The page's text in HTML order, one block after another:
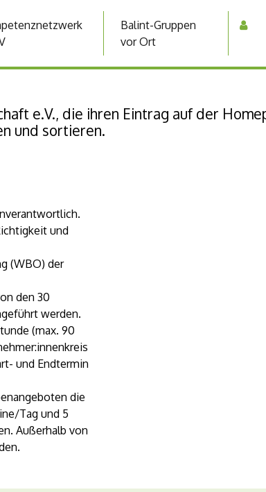
Balint-Gruppen
vor Ort
e.V., die ihren Eintrag auf der
und sortieren.
und
(WBO) der
den 30
werden.
(max. 90
und Endtermin
die
Tag und 5
Außerhalb von